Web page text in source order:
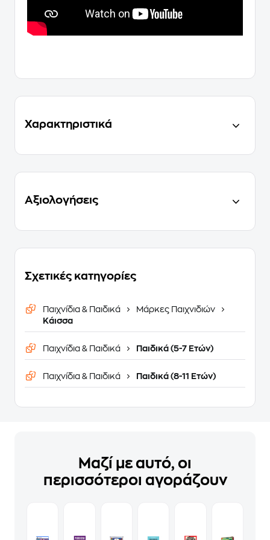
Χαρακτηριστικά
Αξιολογήσεις
Σχετικές κατηγορίες
Παιχνίδια & Παιδικά
Μάρκες Παιχνιδιών
Κάισσα
Παιχνίδια & Παιδικά Παιδικά (5-7 Ετών)
Παιχνίδια & Παιδικά Παιδικά (8-11 Ετών)
Μαζί με αυτό, οι
περισσότεροι αγοράζουν